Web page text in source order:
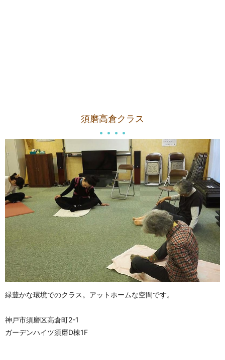
須磨高倉クラス
緑豊かな環境でのクラス。アットホームな空間です。
神戸市須磨区高倉町2-1
ガーデンハイツ須磨D棟1F